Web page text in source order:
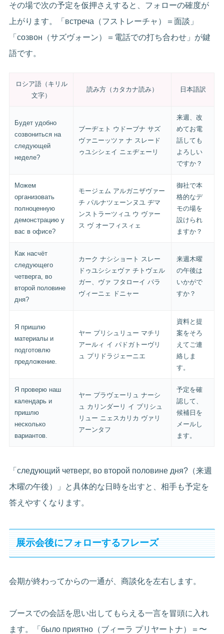
その場で次の予定を仮押さえすると、フォローの確度が
上がります。「встреча（フストレーチャ）＝面談」
「созвон（サズヴォーン）＝電話での打ち合わせ」が鍵
語です。
ロシア語（キリル
文字）
読み方（カタカナ読み） 日本語訳
Будет удобно
созвониться на
следующей
неделе?
ブーヂェト ウドーブナ サズ
ヴァニーッツァ ナ スレード
ゥユシシェイ ニェヂェーリ
来週、改
めてお電
話しても
よろしい
ですか？
Можем
организовать
полноценную
демонстрацию у
вас в офисе?
モージェム アルガニザヴァー
チ パルナツェーンヌユ ヂマ
ンストラーツィユ ウ ヴァー
ス ヴ オーフィスィェ
御社で本
格的なデ
モの場を
設けられ
ますか？
Как насчёт
следующего
четверга, во
второй половине
дня?
カーク ナシショート スレー
ドゥユシシェヴァ チトヴェル
ガー、ヴァ フタローイ パラ
ヴィーニェ ドニャー
来週木曜
の午後は
いかがで
すか？
Я пришлю
материалы и
подготовлю
предложение.
ヤー プリシュリュー マチリ
アールィ イ パドガトーヴリ
ュ プリドラジェーニエ
資料と提
案をそろ
えてご連
絡しま
す。
Я проверю наш
календарь и
пришлю
несколько
вариантов.
ヤー プラヴェーリュ ナーシ
ュ カリンダーリ イ プリシュ
リュー ニェスカリカ ヴァリ
アーンタフ
予定を確
認して、
候補日を
メールし
ます。
「следующий четверг, во второй половине дня?（来週
木曜の午後）」と具体的な日時を出すと、相手も予定を
答えやすくなります。
展示会後にフォローするフレーズ
会期が終わってからの一通が、商談化を左右します。
ブースでの会話を思い出してもらえる一言を冒頭に入れ
ます。「было приятно（ブィーラ プリヤートナ）＝〜